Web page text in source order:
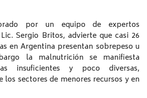
por un equipo de expertos
Sergio Britos, advierte que casi 26
en Argentina presentan sobrepeso u
la malnutrición se manifiesta
insuficientes y poco diversas,
sectores de menores recursos y en